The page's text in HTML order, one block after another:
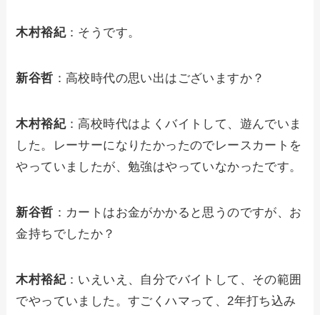
木村裕紀：そうです。
新谷哲 ：高校時代の思い出はございますか？
木村裕紀：高校時代はよくバイトして、遊んでいま
した。レーサーになりたかったのでレースカートを
やっていましたが、勉強はやっていなかったです。
新谷哲 ：カートはお金がかかると思うのですが、お
金持ちでしたか？
木村裕紀：いえいえ、自分でバイトして、その範囲
でやっていました。すごくハマって、2年打ち込み